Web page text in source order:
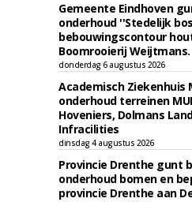
Gemeente Eindhoven
onderhoud ''Stedelijk
bebouwingscontour
Boomrooierij Weijtmans.
donderdag 6 augustus 2026
Academisch
onderhoud terreinen
Hoveniers, Dolmans
Infracilities
dinsdag 4 augustus 2026
Provincie Drenthe gunt
onderhoud bomen en
provincie Drenthe aan